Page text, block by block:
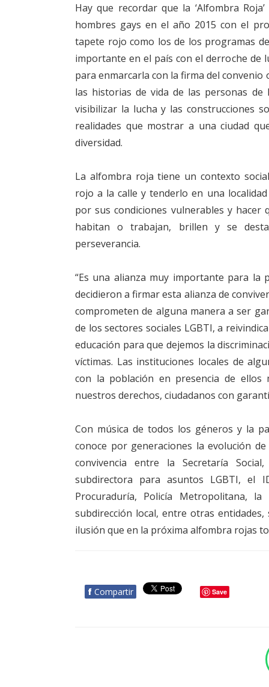
Hay que recordar que la ‘Alfombra
hombres gays en el año 2015 con el
tapete rojo como los de los programas
importante en el país con el derroche de
para enmarcarla con la firma del
las historias de vida de las personas
visibilizar la lucha y las construcciones
realidades que mostrar a una ciudad
diversidad.
La alfombra roja tiene un contexto
rojo a la calle y tenderlo en una
por sus condiciones vulnerables y hacer
habitan o trabajan, brillen y se
perseverancia.
“Es una alianza muy importante para la
decidieron a firmar esta alianza de
comprometen de alguna manera a ser
de los sectores sociales LGBTI, a
educación para que dejemos la
víctimas. Las instituciones locales de
con la población en presencia de
nuestros derechos, ciudadanos con
Con música de todos los géneros y la
conoce por generaciones la evolución
convivencia entre la Secretaría
subdirectora para asuntos LGBTI, el
Procuraduría, Policía Metropolitana,
subdirección local, entre otras
ilusión que en la próxima alfombra rojas
f Compartir Save